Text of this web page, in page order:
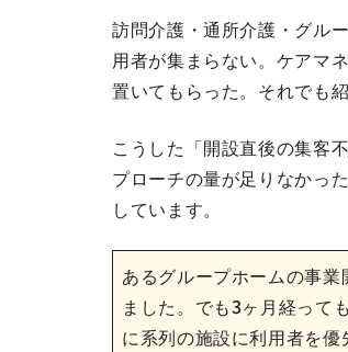
訪問介護・通所介護・グル
用者が集まらない。ケアマ
置いてもらった。それでも
こうした「開設直後の集客
プローチの量が足りなかっ
しています。
あるグループホームの事
ました。でも3ヶ月経って
に系列の施設に利用者を